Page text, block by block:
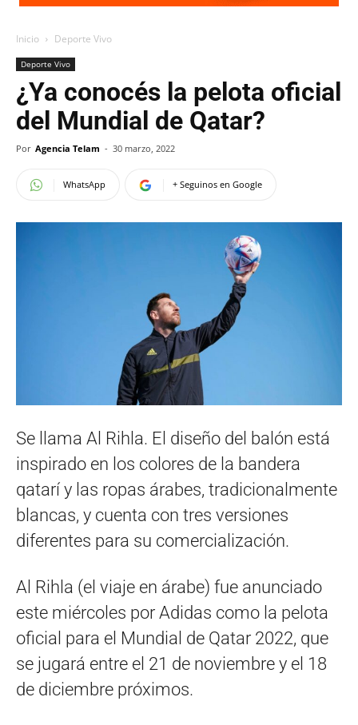
Inicio Deporte Vivo
Deporte Vivo
¿Ya conocés la pelota oficial
del Mundial de Qatar?
Por Agencia Telam - 30 marzo, 2022
WhatsApp + Seguinos en Google
Se llama Al Rihla. El diseño del balón está
inspirado en los colores de la bandera
qatarí y las ropas árabes, tradicionalmente
blancas, y cuenta con tres versiones
diferentes para su comercialización.
Al Rihla (el viaje en árabe) fue anunciado
este miércoles por Adidas como la pelota
oficial para el Mundial de Qatar 2022, que
se jugará entre el 21 de noviembre y el 18
de diciembre próximos.